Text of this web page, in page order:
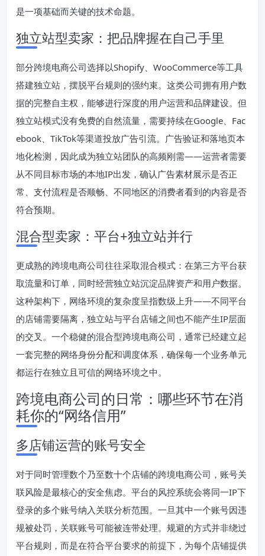
是一项基础而关键的技术命题。
独立站型卖家：把品牌握在自己手里
部分跨境电商公司选择以Shopify、WooCommerce等工具
搭建独立站，摆脱平台规则的强约束。这类公司拥有用户数
据的完整自主权，能够进行深度的用户运营和品牌建设。但
独立站模式没有免费的自然流量，需要持续在Google、Fac
ebook、TikTok等渠道投放广告引流。广告验证和落地页本
地化检测，因此成为独立站团队的高频刚需——运营者需要
从不同目标市场的本地IP出发，确认广告素材展示是否正
常、支付流程是否顺畅、不同地区的消费者看到的内容是否
符合预期。
混合型卖家：平台+独立站并行
更成熟的跨境电商公司往往采取混合模式：在第三方平台获
取流量和订单，同时经营独立站沉淀品牌资产和用户数据。
这种架构下，网络环境的复杂度呈指数级上升——不同平台
的店铺需要隔离，独立站与平台店铺之间也不能产生IP层面
的交叉。一个稳健的混合型跨境电商公司，通常已经建立起
一套完整的网络身份分配和调度体系，确保每一个业务单元
都运行在独立且可信的网络环境之中。
跨境电商公司的日常：哪些环节在消
耗你的“网络信用”
多店铺运营的账号安全
对于同时管理数个乃至数十个店铺的跨境电商公司，账号关
联风险是最核心的安全焦虑。平台的风控系统会将同一IP下
登录的多个账号纳入关联分析范围。一旦其中一个账号因违
规被处罚，关联账号可能被连带处理。规避的方式并非绕过
平台规则，而是在符合平台要求的前提下，为每个店铺提供